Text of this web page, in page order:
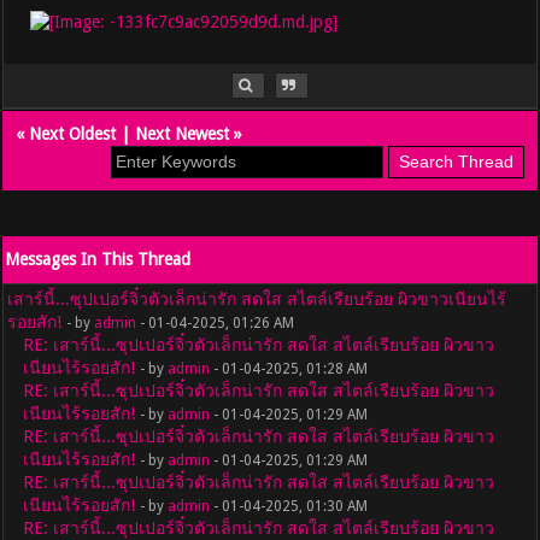
« Next Oldest| Next Newest»
Messages In This Thread
เสาร์นี้...ซุปเปอร์จิ๋วตัวเล็กน่ารัก สดใส สไตล์เรียบร้อย ผิวขาวเนียนไร้
รอยสัก! - by admin - 01-04-2025, 01:26 AM
RE: เสาร์นี้...ซุปเปอร์จิ๋วตัวเล็กน่ารัก สดใส สไตล์เรียบร้อย ผิวขาว
เนียนไร้รอยสัก! - by admin - 01-04-2025, 01:28 AM
RE: เสาร์นี้...ซุปเปอร์จิ๋วตัวเล็กน่ารัก สดใส สไตล์เรียบร้อย ผิวขาว
เนียนไร้รอยสัก! - by admin - 01-04-2025, 01:29 AM
RE: เสาร์นี้...ซุปเปอร์จิ๋วตัวเล็กน่ารัก สดใส สไตล์เรียบร้อย ผิวขาว
เนียนไร้รอยสัก! - by admin - 01-04-2025, 01:29 AM
RE: เสาร์นี้...ซุปเปอร์จิ๋วตัวเล็กน่ารัก สดใส สไตล์เรียบร้อย ผิวขาว
เนียนไร้รอยสัก! - by admin - 01-04-2025, 01:30 AM
RE: เสาร์นี้...ซุปเปอร์จิ๋วตัวเล็กน่ารัก สดใส สไตล์เรียบร้อย ผิวขาว